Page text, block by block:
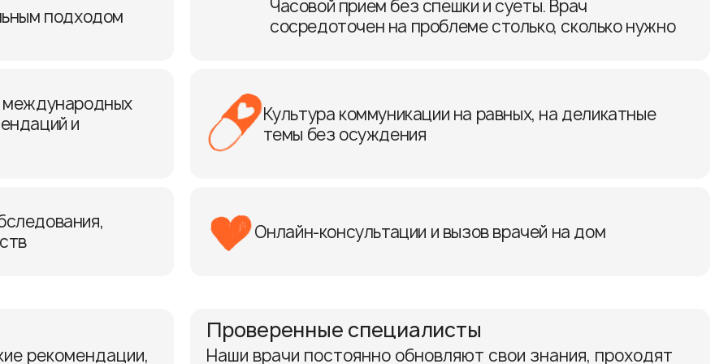
подходом
Часовой прием без спешки и суеты. Врач
сосредоточен на проблеме столько, сколько нужно
международных
и
Культура коммуникации на равных, на деликатные
темы без осуждения
Онлайн-консультации и вызов врачей на дом
рекомендации,
Проверенные специалисты
Наши врачи постоянно обновляют свои знания, проходят